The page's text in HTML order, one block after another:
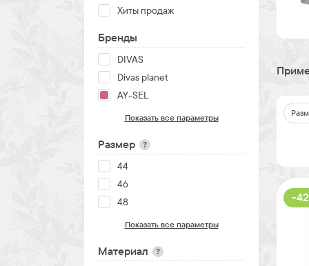
Хиты продаж
Бренды
DIVAS
Divas planet
AY-SEL
Показать все параметры
Размер ?
44
46
48
Показать все параметры
Материал ?
-